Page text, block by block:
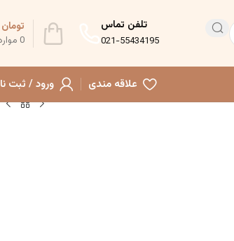
تلفن تماس
021-55434195
0
تومان
علاقه مندی
ورود / ثبت